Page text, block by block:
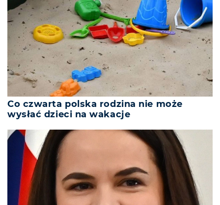
Co czwarta polska rodzina nie może
wysłać dzieci na wakacje